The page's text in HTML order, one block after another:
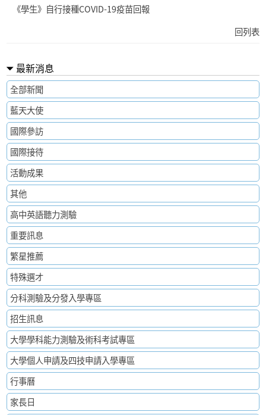
《學生》自行接種COVID-19疫苗回報
回列表
最新消息
全部新聞
藍天大使
國際參訪
國際接待
活動成果
其他
高中英語聽力測驗
重要訊息
繁星推薦
特殊選才
分科測驗及分發入學專區
招生訊息
大學學科能力測驗及術科考試專區
大學個人申請及四技申請入學專區
行事曆
家長日